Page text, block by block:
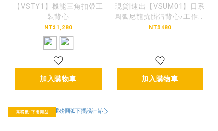
【VSTY1】機能三角扣帶工
裝背心
NT$1,280
加入購物車
現貨|速出【VSUM01】日系
圓弧尼龍抗髒污背心/工作圍
裙
NT$480
加入購物車
高磅數!下擺開岔